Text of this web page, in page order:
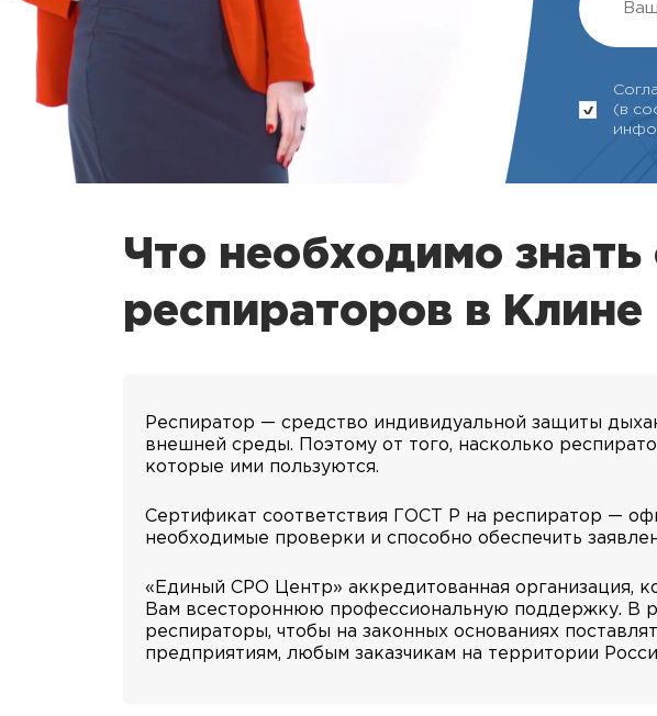
(в
Что необходимо
респираторов в Клине
Респиратор — средство индивидуальной защиты
внешней среды. Поэтому от того, насколько
которые ими пользуются.
Сертификат соответствия ГОСТ Р на респиратор —
необходимые проверки и способно обеспечить
«Единый СРО Центр» аккредитованная организация,
Вам всестороннюю профессиональную поддержку. В
респираторы, чтобы на законных основаниях
предприятиям, любым заказчикам на территории